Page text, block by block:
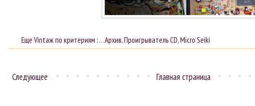
Еще Vintaж по критериям : …Архив,Проигрыватель CD,Micro Seiki
Следующее Главная страница